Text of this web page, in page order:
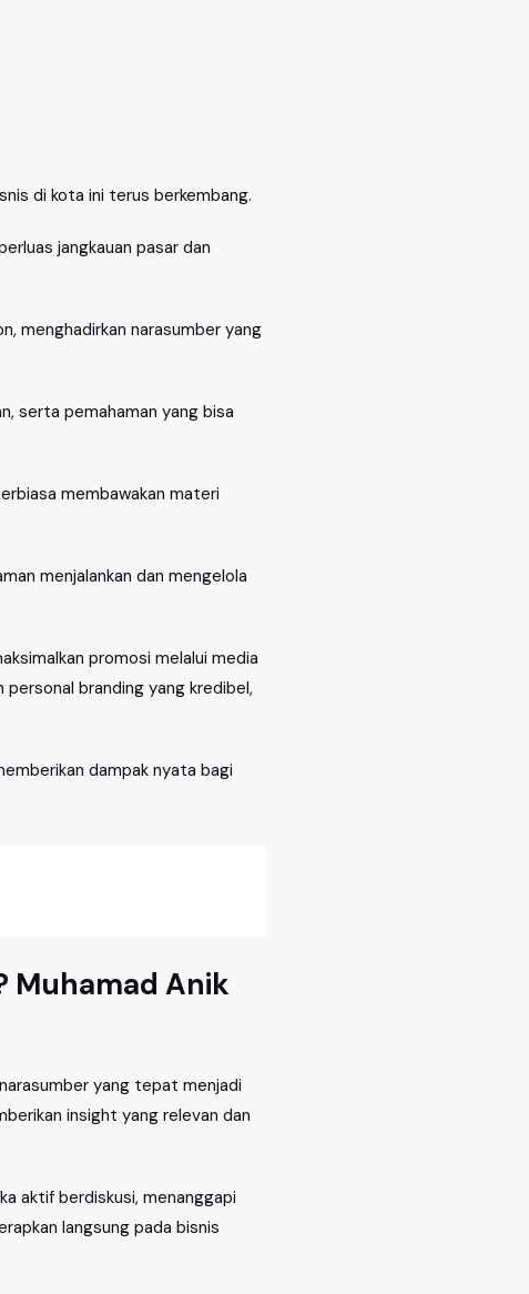
di kota ini terus berkembang.
jangkauan pasar dan
menghadirkan narasumber yang
serta pemahaman yang bisa
membawakan materi
menjalankan dan mengelola
promosi melalui media
branding yang kredibel,
dampak nyata bagi
Muhamad Anik
yang tepat menjadi
insight yang relevan dan
aktif berdiskusi, menanggapi
langsung pada bisnis